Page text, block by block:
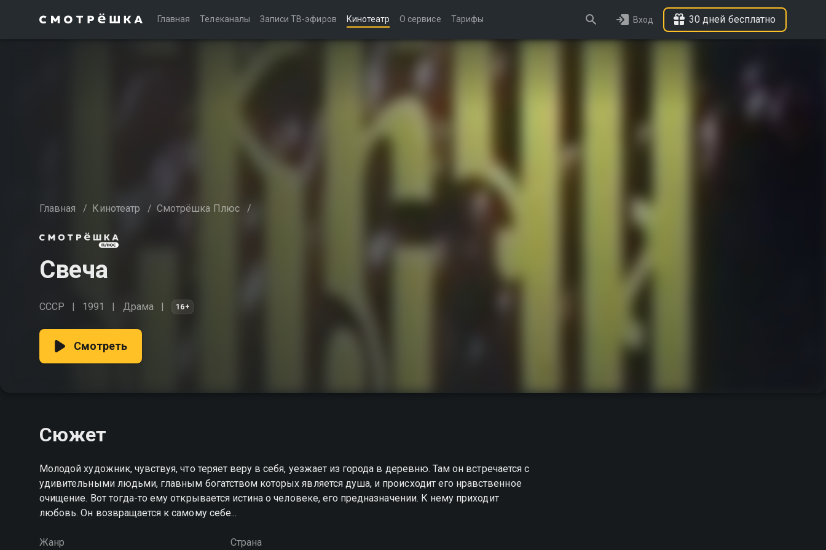
Главная Телеканалы Записи ТВ-эфиров Кинотеатр О сервисе Тарифы Вход 30 дней бесплатно
Главная / Кинотеатр / Смотрёшка Плюс /
Свеча
СССР 1991 Драма 16+
Смотреть
Сюжет
Молодой художник, чувствуя, что теряет веру в себя, уезжает из города в деревню. Там он встречается с
удивительными людьми, главным богатством которых является душа, и происходит его нравственное
очищение. Вот тогда-то ему открывается истина о человеке, его предназначении. К нему приходит
любовь. Он возвращается к самому себе...
Жанр Страна